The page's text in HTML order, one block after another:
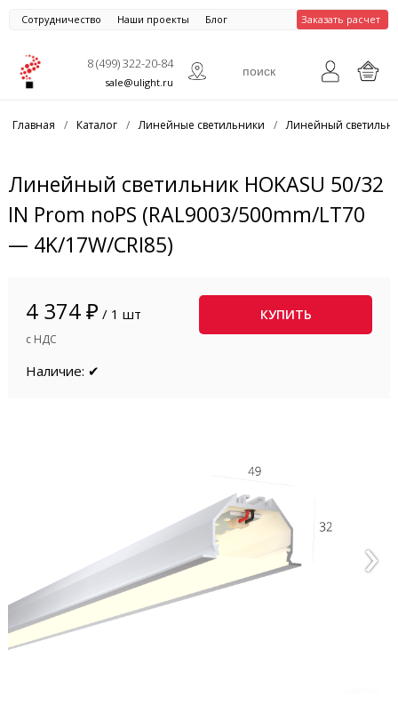
Сотрудничество Наши проекты Блог Заказать расчет
8 (499) 322-20-84
sale@ulight.ru
Главная / Каталог / Линейные светильники / Линейный
Линейный светильник HOKASU 50/32
IN Prom noPS (RAL9003/500mm/LT70
— 4K/17W/CRI85)
4 374 ₽ / 1 шт
с НДС
КУПИТЬ
Наличие: ✔